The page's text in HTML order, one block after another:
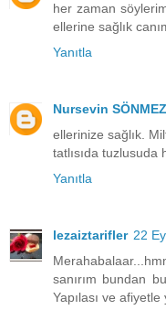
her zaman
ellerine sağlık
Yanıtla
Nursevin SÖNMEZ
ellerinize sağlık.
tatlısıda tuzlusuda
Yanıtla
lezaiztarifler 22
sanırım bundan
Yapılası ve